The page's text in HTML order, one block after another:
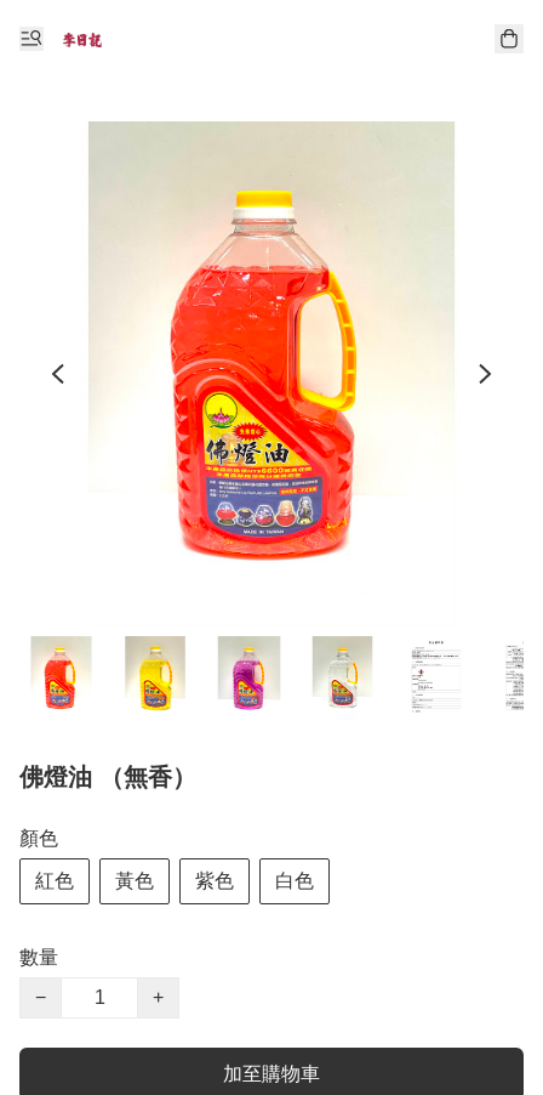
佛燈油 （無香）
顏色
紅色 黃色 紫色 白色
數量
−
+
加至購物車